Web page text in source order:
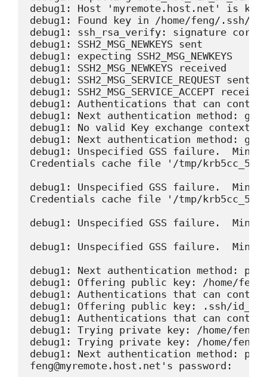
debug1: Host 'myremote.host.net' is
debug1: Found key in /home/feng/.ssh/
debug1: ssh_rsa_verify: signature
debug1: SSH2_MSG_NEWKEYS sent
debug1: expecting SSH2_MSG_NEWKEYS
debug1: SSH2_MSG_NEWKEYS received
debug1: SSH2_MSG_SERVICE_REQUEST sent
debug1: SSH2_MSG_SERVICE_ACCEPT
debug1: Authentications that can
debug1: Next authentication method:
debug1: No valid Key exchange context
debug1: Next authentication method:
debug1: Unspecified GSS failure.
Credentials cache file '/tmp/
debug1: Unspecified GSS failure.
Credentials cache file '/tmp/
debug1: Unspecified GSS failure.
debug1: Unspecified GSS failure.
debug1: Next authentication method:
debug1: Offering public key: /home/
debug1: Authentications that can
debug1: Offering public key: .ssh/
debug1: Authentications that can
debug1: Trying private key: /home/
debug1: Trying private key: /home/feng/
debug1: Next authentication method:
feng@myremote.host.net's password: